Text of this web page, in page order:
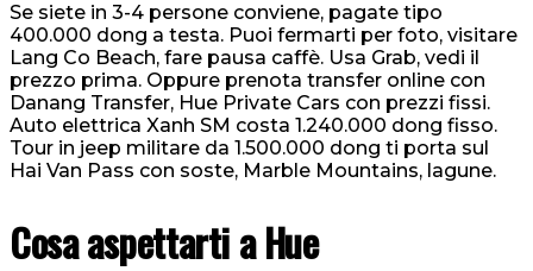
Se siete in 3-4 persone conviene, pagate tipo
400.000 dong a testa. Puoi fermarti per foto, visitare
Lang Co Beach, fare pausa caffè. Usa Grab, vedi il
prezzo prima. Oppure prenota transfer online con
Danang Transfer, Hue Private Cars con prezzi fissi.
Auto elettrica Xanh SM costa 1.240.000 dong fisso.
Tour in jeep militare da 1.500.000 dong ti porta sul
Hai Van Pass con soste, Marble Mountains, lagune.
Cosa aspettarti a Hue